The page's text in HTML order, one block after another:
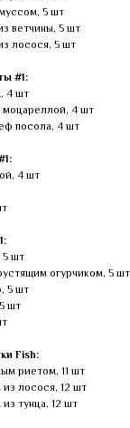
5 шт
ветчины, 5 шт
лосося, 5 шт
#1:
4 шт
моцареллой, 4 шт
посола, 4 шт
4 шт
шт
огурчиком, 5 шт
5 шт
шт
Fish:
риетом, 11 шт
лосося, 12 шт
тунца, 12 шт